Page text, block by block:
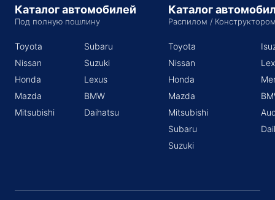
Каталог автомобилей
Под полную пошлину
Toyota
Nissan
Honda
Mazda
Mitsubishi
Subaru
Suzuki
Lexus
BMW
Daihatsu
Каталог
Распилом /
Toyota
Nissan
Honda
Mazda
Mitsubishi
Subaru
Suzuki